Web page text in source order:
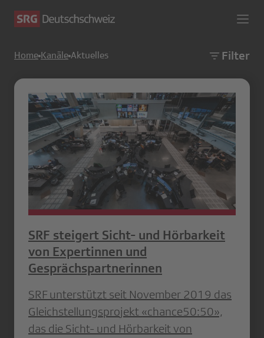
Home Kanäle Aktuelles Filter
SRF steigert Sicht- und Hörbarkeit
von Expertinnen und
Gesprächspartnerinnen
SRF unterstützt seit November 2019 das
Gleichstellungsprojekt «chance50:50»,
das die Sicht- und Hörbarkeit von